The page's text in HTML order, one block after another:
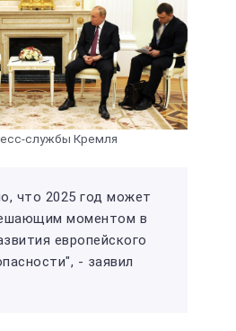
службы Кремля
что 2025 год может
моментом в
европейского
- заявил